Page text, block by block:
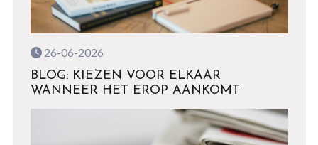
26-06-2026
BLOG: KIEZEN VOOR ELKAAR
WANNEER HET EROP AANKOMT